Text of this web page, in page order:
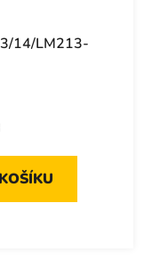
14/LM213-